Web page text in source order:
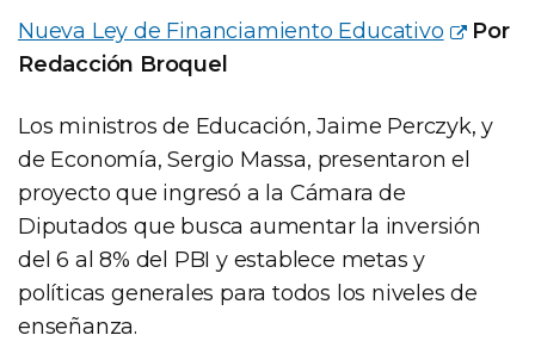
Nueva Ley de Financiamiento Educativo
Por
Redacción Broquel
Los ministros de Educación, Jaime Perczyk, y
de Economía, Sergio Massa, presentaron el
proyecto que ingresó a la Cámara de
Diputados que busca aumentar la inversión
del 6 al 8% del PBI y establece metas y
políticas generales para todos los niveles de
enseñanza.